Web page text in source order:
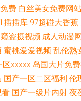
久久8热 黑丝巨乳老师被艹
视频资源 韩国二三四区 久草
利嫩草在线导航 午夜福利色
费 白丝美女免费网站
插插库 97超碰大香蕉
盗摄视频 成人动漫
蜜桃爱爱视频 乱伦熟
区xxxxx 岛国大片免
国产一区二区福利 伦
看 国产一级片内射 夜